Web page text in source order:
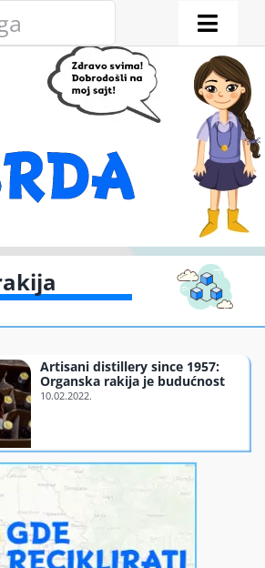
Toggle
Artisani distillery since 1957:
Organska rakija je budućnost